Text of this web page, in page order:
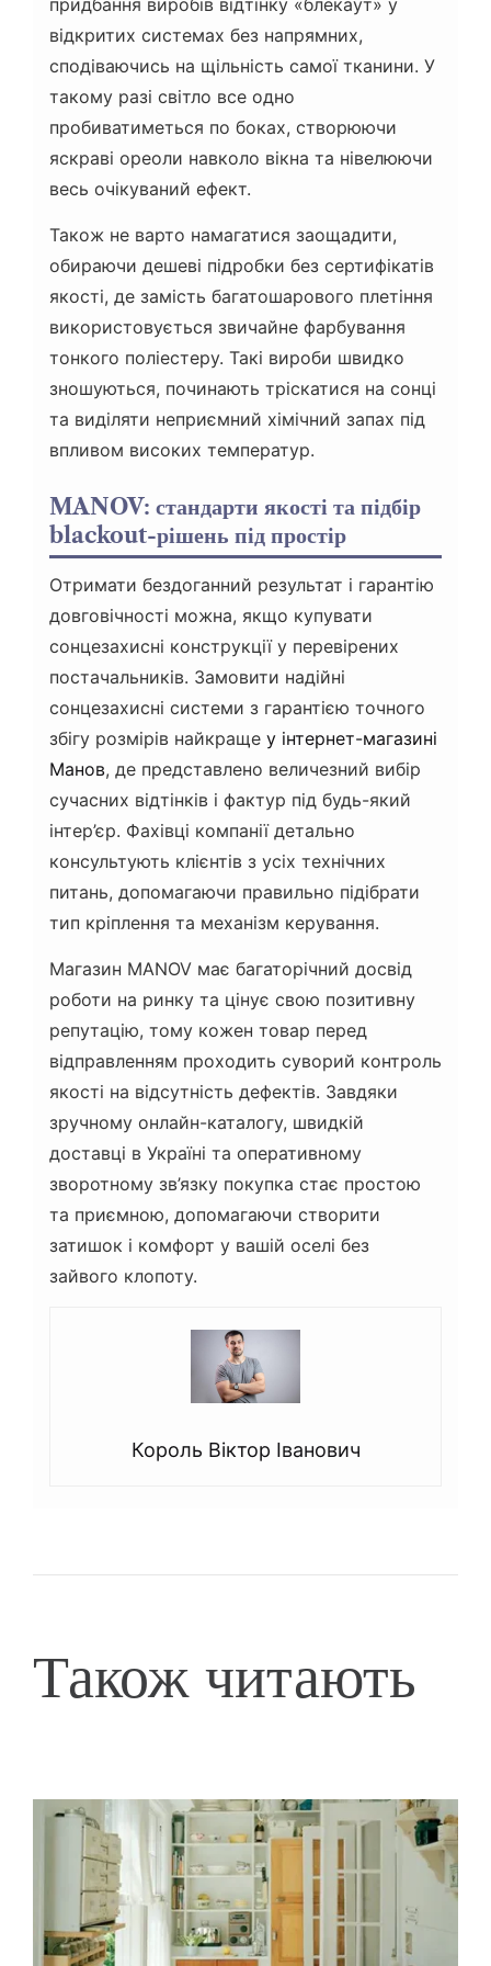
придбання виробів відтінку «блекаут» у
відкритих системах без напрямних,
сподіваючись на щільність самої тканини. У
такому разі світло все одно
пробиватиметься по боках, створюючи
яскраві ореоли навколо вікна та нівелюючи
весь очікуваний ефект.
Також не варто намагатися заощадити,
обираючи дешеві підробки без сертифікатів
якості, де замість багатошарового плетіння
використовується звичайне фарбування
тонкого поліестеру. Такі вироби швидко
зношуються, починають тріскатися на сонці
та виділяти неприємний хімічний запах під
впливом високих температур.
MANOV: стандарти якості та підбір
blackout-рішень під простір
Отримати бездоганний результат і гарантію
довговічності можна, якщо купувати
сонцезахисні конструкції у перевірених
постачальників. Замовити надійні
сонцезахисні системи з гарантією точного
збігу розмірів найкраще у інтернет-магазині
Манов, де представлено величезний вибір
сучасних відтінків і фактур під будь-який
інтер’єр. Фахівці компанії детально
консультують клієнтів з усіх технічних
питань, допомагаючи правильно підібрати
тип кріплення та механізм керування.
Магазин MANOV має багаторічний досвід
роботи на ринку та цінує свою позитивну
репутацію, тому кожен товар перед
відправленням проходить суворий контроль
якості на відсутність дефектів. Завдяки
зручному онлайн-каталогу, швидкій
доставці в Україні та оперативному
зворотному зв’язку покупка стає простою
та приємною, допомагаючи створити
затишок і комфорт у вашій оселі без
зайвого клопоту.
Король Віктор Іванович
Також читають